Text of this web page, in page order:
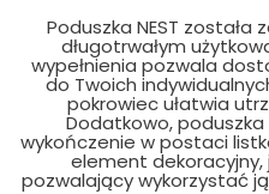
Poduszka NEST
długotrwałym
wypełnienia pozwala
do Twoich
pokrowiec ułatwia
Dodatkowo, poduszka
wykończenie w postaci
element dekoracyjny,
pozwalający wykorzystać